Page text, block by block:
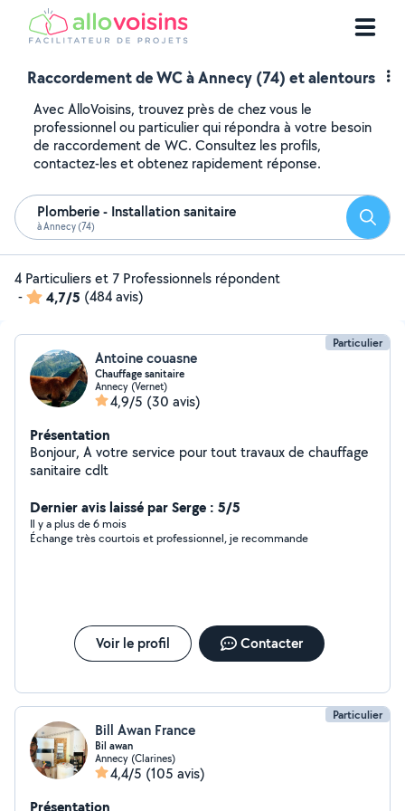
Raccordement de WC à Annecy (74) et alentours
Avec AlloVoisins, trouvez près de chez vous le
professionnel ou particulier qui répondra à votre besoin
de raccordement de WC. Consultez les profils,
contactez-les et obtenez rapidement réponse.
Plomberie - Installation sanitaire
à Annecy (74)
4 Particuliers et 7 Professionnels répondent
-
4,7/5 (484 avis)
Particulier
Antoine couasne
Chauffage sanitaire
Annecy (Vernet)
4,9/5 (30 avis)
Présentation
Bonjour, A votre service pour tout travaux de chauffage
sanitaire cdlt
Dernier avis laissé par Serge : 5/5
Il y a plus de 6 mois
Échange très courtois et professionnel, je recommande
Voir le profil Contacter
Particulier
Bill Awan France
Bil awan
Annecy (Clarines)
4,4/5 (105 avis)
Présentation